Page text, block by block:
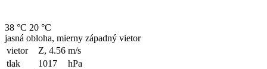
38 °C 20 °C
jasná obloha, mierny západný vietor
vietor
Z, 4.56 m/s
tlak
1017
hPa